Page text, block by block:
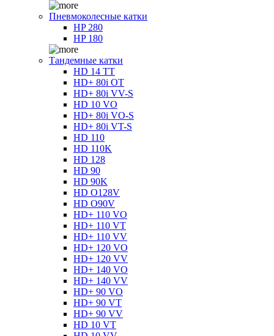
Пневмоколесные катки
HP 280
HP 180
Тандемные катки
HD 14 TT
HD+ 80i OT
HD+ 80i VV-S
HD 10 VO
HD+ 80i VO-S
HD+ 80i VT-S
HD 110
HD 110K
HD 128
HD 90
HD 90K
HD O128V
HD O90V
HD+ 110 VO
HD+ 110 VT
HD+ 110 VV
HD+ 120 VO
HD+ 120 VV
HD+ 140 VO
HD+ 140 VV
HD+ 90 VO
HD+ 90 VT
HD+ 90 VV
HD 10 VT